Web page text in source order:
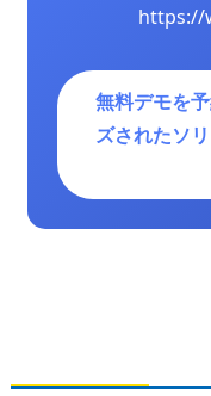
https://
無料デモを
ズされたソ